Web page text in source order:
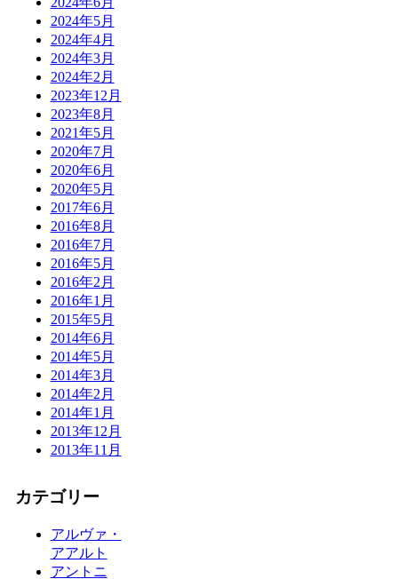
2024年5月
2024年4月
2024年3月
2024年2月
2023年12月
2023年8月
2021年5月
2020年7月
2020年6月
2020年5月
2017年6月
2016年8月
2016年7月
2016年5月
2016年2月
2016年1月
2015年5月
2014年6月
2014年5月
2014年3月
2014年2月
2014年1月
2013年12月
2013年11月
カテゴリー
アルヴァ・
アアルト
アントニ